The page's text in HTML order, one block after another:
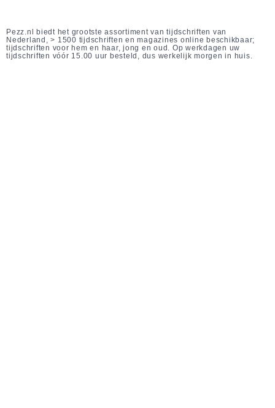
Pezz.nl biedt het grootste assortiment van tijdschriften van
Nederland, > 1500 tijdschriften en magazines online beschikbaar;
tijdschriften voor hem en haar, jong en oud. Op werkdagen uw
tijdschriften vóór 15.00 uur besteld, dus werkelijk morgen in huis.